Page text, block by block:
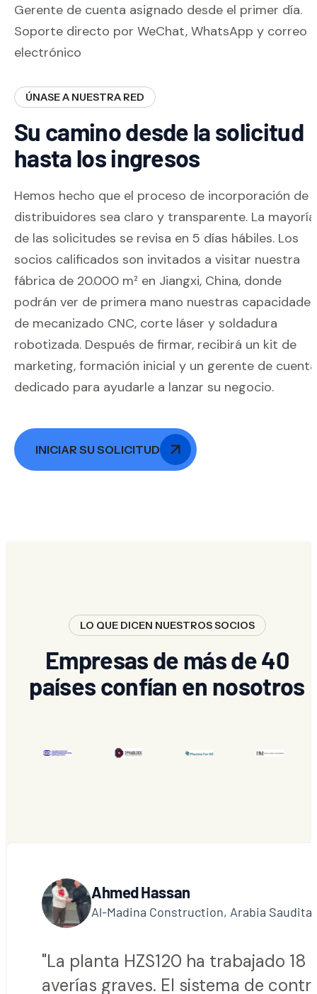
Gerente de cuenta asignado desde el primer día.
Soporte directo por WeChat, WhatsApp y correo
electrónico
ÚNASE A NUESTRA RED
Su camino desde la solicitud
hasta los ingresos
Hemos hecho que el proceso de incorporación de
distribuidores sea claro y transparente. La mayoría
de las solicitudes se revisa en 5 días hábiles. Los
socios calificados son invitados a visitar nuestra
fábrica de 20.000 m² en Jiangxi, China, donde
podrán ver de primera mano nuestras capacidades
de mecanizado CNC, corte láser y soldadura
robotizada. Después de firmar, recibirá un kit de
marketing, formación inicial y un gerente de cuenta
dedicado para ayudarle a lanzar su negocio.
INICIAR SU SOLICITUD
LO QUE DICEN NUESTROS SOCIOS
Empresas de más de 40
países confían en nosotros
Ahmed Hassan
Al-Madina Construction, Arabia Saudita
"La planta HZS120 ha trabajado
averías graves. El sistema de